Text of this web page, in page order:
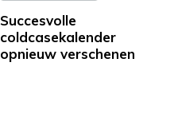
Succesvolle
coldcasekalender
opnieuw verschenen